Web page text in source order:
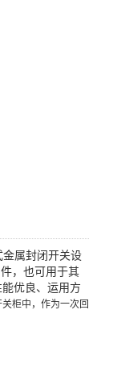
属封闭开关设
，也可用于其
优良、运用方
柜中，作为一次回